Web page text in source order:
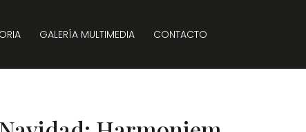
GALERÍA MULTIMEDIA CONTACTO